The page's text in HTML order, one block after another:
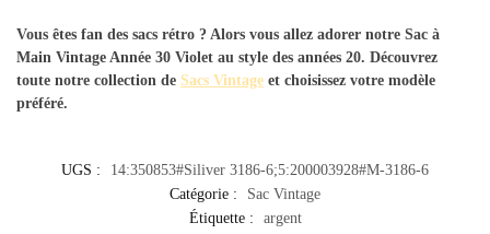
Vous êtes fan des sacs rétro ? Alors vous allez adorer notre Sac à
Main Vintage Année 30 Violet au style des années 20. Découvrez
toute notre collection de Sacs Vintage et choisissez votre modèle
préféré.
UGS :
14:350853#Siliver 3186-6;5:200003928#M-3186-6
Catégorie :
Sac Vintage
Étiquette :
argent